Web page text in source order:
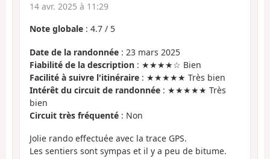
14 avr. 2025 à 11:29
Note globale : 4.7 / 5
Date de la randonnée : 23 mars 2025
Fiabilité de la description : ★★★★☆ Bien
Facilité à suivre l'itinéraire : ★★★★★ Très bien
Intérêt du circuit de randonnée : ★★★★★ Très
bien
Circuit très fréquenté : Non
Jolie rando effectuée avec la trace GPS.
Les sentiers sont sympas et il y a peu de bitume.